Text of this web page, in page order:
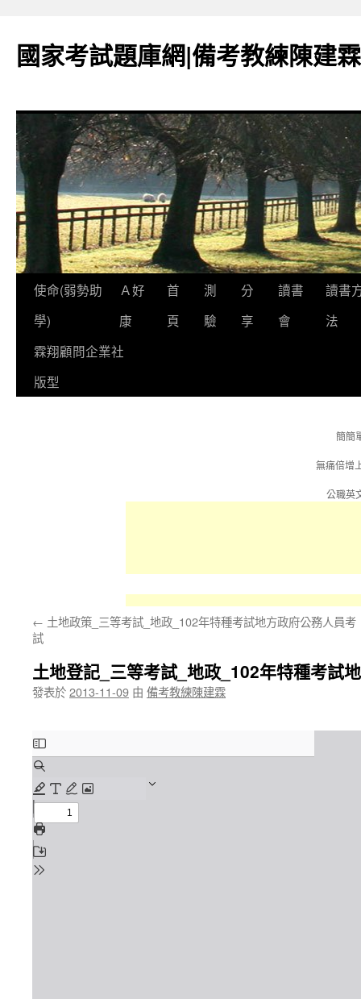
國家考試題庫網|備考教練陳建霖
跳使命(弱勢助
學)
Ａ好
康
首
頁
測
驗
分
享
讀書
會
讀書
法
霖翔顧問企業社
版型
簡簡
無痛倍增
公職英
← 土地政策_三等考試_地政_102年特種考試地方政府公務人員考
試
土地登記_三等考試_地政_102年特種考試
發表於2013-11-09 由 備考教練陳建霖